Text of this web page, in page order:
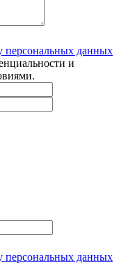
персональных данных
и
персональных данных